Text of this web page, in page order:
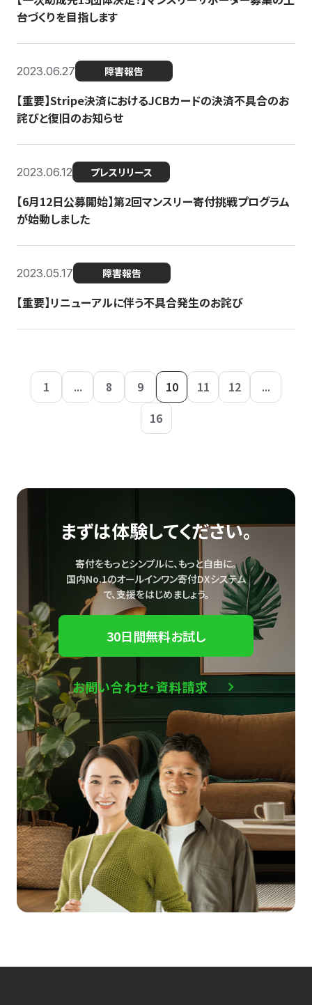
台づくりを目指します
2023.06.27 障害報告
【重要】Stripe決済におけるJCBカードの決済不具合のお
詫びと復旧のお知らせ
2023.06.12 プレスリリース
【6月12日公募開始】第2回マンスリー寄付挑戦プログラム
が始動しました
2023.05.17 障害報告
【重要】リニューアルに伴う不具合発生のお詫び
1 ... 8 9 10 11 12
...
16
まずは体験してください。
寄付をもっとシンプルに、もっと自由に。
国内No.1のオールインワン寄付DXシステム
で、支援をはじめましょう。
30日間無料お試し
お問い合わせ・資料請求